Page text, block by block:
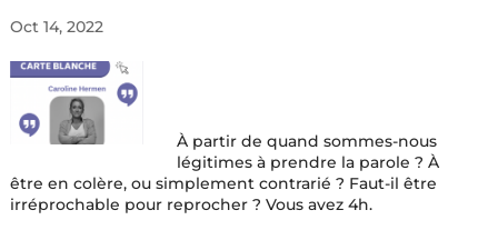
Oct 14, 2022
À partir de quand sommes-nous
légitimes à prendre la parole ? À
être en colère, ou simplement contrarié ? Faut-il être
irréprochable pour reprocher ? Vous avez 4h.